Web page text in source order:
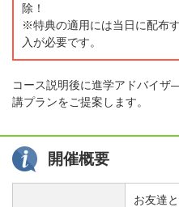
除！
※特典の適用には当日に配布
入が必要です。
コース説明後に進学アドバイ
講プランをご提案します。
開催概要
お友達